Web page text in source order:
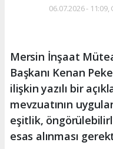
06.07.2026 -
Mersin İnşaat
Başkanı Kenan
ilişkin yazılı bir
mevzuatının
eşitlik,
esas alınması